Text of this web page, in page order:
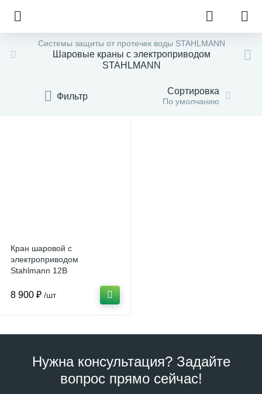
Системы защиты от протечек воды STAHLMANN
Шаровые краны с электроприводом
STAHLMANN
Фильтр Сортировка
По умолчанию
Кран шаровой с
электроприводом
Stahlmann 12В
8 900 ₽ /шт
Нужна консультация? Задайте
вопрос прямо сейчас!